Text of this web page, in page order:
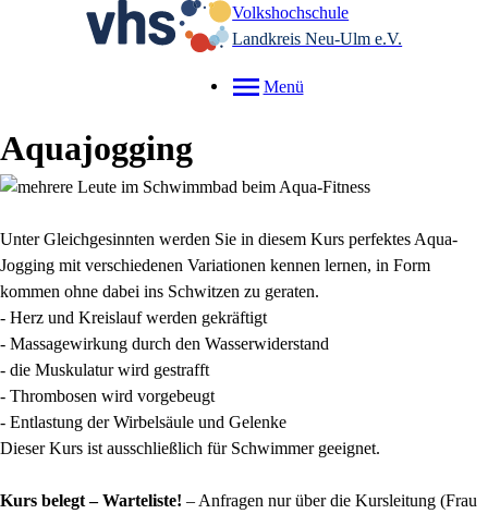
Volkshochschule
Landkreis Neu-Ulm e.V.
Menü
Aquajogging
Unter Gleichgesinnten werden Sie in diesem Kurs perfektes Aqua-
Jogging mit verschiedenen Variationen kennen lernen, in Form
kommen ohne dabei ins Schwitzen zu geraten.
- Herz und Kreislauf werden gekräftigt
- Massagewirkung durch den Wasserwiderstand
- die Muskulatur wird gestrafft
- Thrombosen wird vorgebeugt
- Entlastung der Wirbelsäule und Gelenke
Dieser Kurs ist ausschließlich für Schwimmer geeignet.
Kurs belegt – Warteliste! – Anfragen nur über die Kursleitung (Frau